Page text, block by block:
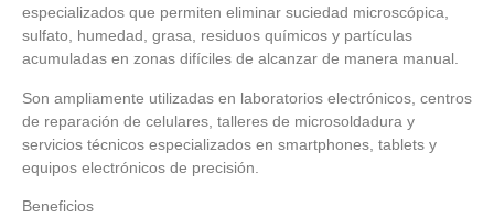
especializados que permiten eliminar suciedad microscópica,
sulfato, humedad, grasa, residuos químicos y partículas
acumuladas en zonas difíciles de alcanzar de manera manual.
Son ampliamente utilizadas en laboratorios electrónicos, centros
de reparación de celulares, talleres de microsoldadura y
servicios técnicos especializados en smartphones, tablets y
equipos electrónicos de precisión.
Beneficios